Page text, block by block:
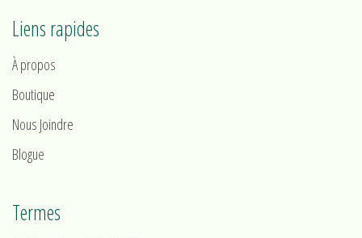
Liens rapides
À propos
Boutique
Nous Joindre
Blogue
Termes